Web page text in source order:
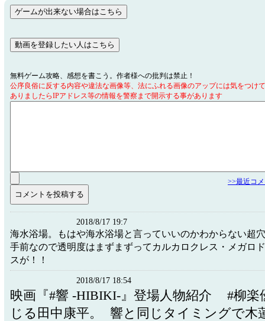
無料ゲーム攻略、感想を書こう。作者様への批判は禁止！
公序良俗に反する内容や違法な画像等、法にふれる画像のアップには気をつけ
ありましたらIPアドレス等の情報を警察まで開示する事があります
>>最近コ
2018/8/17 19:7
海水浴場。もはや海水浴場と言っていいのかわからない超
手前なので透明度はまずまずってカルカロクレス・メガロ
スが！！
2018/8/17 18:54
映画『#響 -HIBIKI-』登場人物紹介 #柳楽
じる田中康平。 響と同じタイミングで木